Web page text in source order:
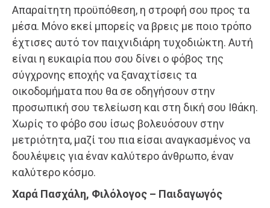
Απαραίτητη προϋπόθεση, η στροφή σου προς τα
μέσα. Μόνο εκεί μπορείς να βρεις με ποιο τρόπο
έχτισες αυτό τον παιχνιδιάρη τυχοδιώκτη. Αυτή
είναι η ευκαιρία που σου δίνει ο φόβος της
σύγχρονης εποχής να ξαναχτίσεις τα
οικοδομήματα που θα σε οδηγήσουν στην
προσωπική σου τελείωση και στη δική σου Ιθάκη.
Χωρίς το φόβο σου ίσως βολευόσουν στην
μετριότητα, μαζί του πια είσαι αναγκασμένος να
δουλέψεις για έναν καλύτερο άνθρωπο, έναν
καλύτερο κόσμο.
Χαρά Πασχάλη, Φιλόλογος – Παιδαγωγός